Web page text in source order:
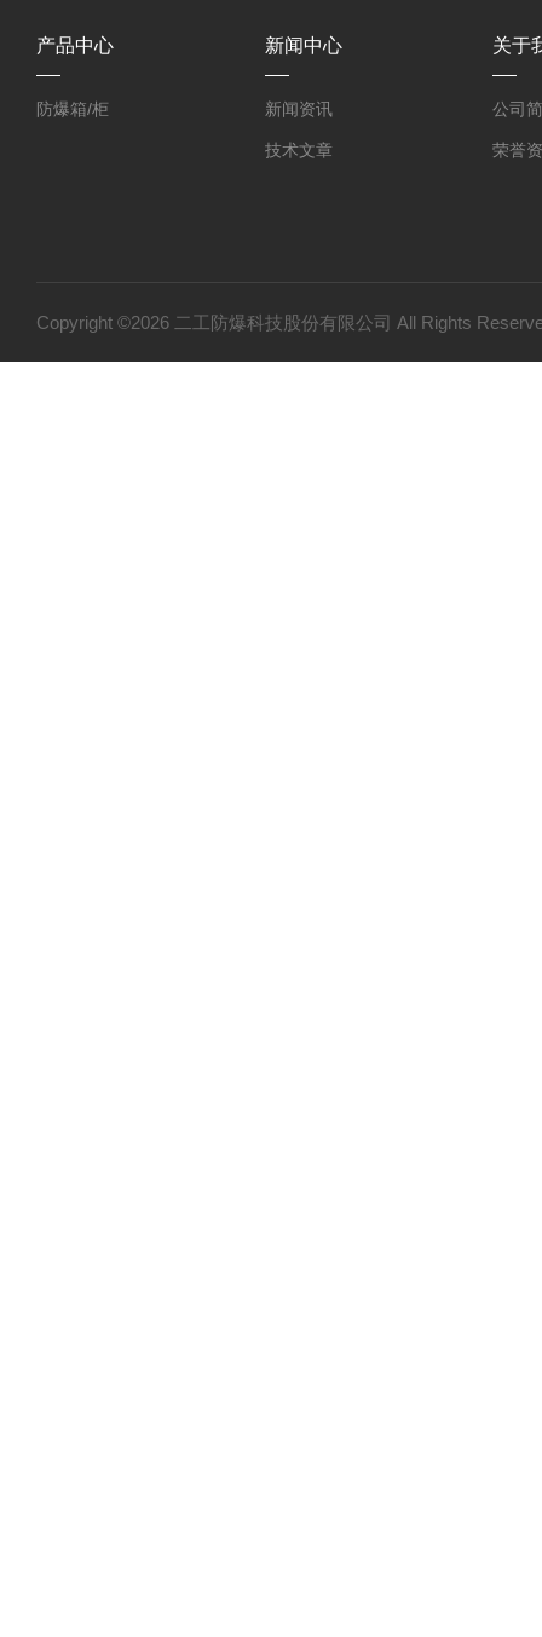
产品中心
防爆箱/柜
新闻中心
新闻资讯
技术文章
关于
公司
荣誉
Copyright ©2026 二工防爆科技股份有限公司 All Rights